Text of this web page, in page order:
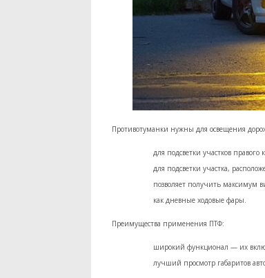
Противотуманки нужны для освещения
для подсветки участков правого
для подсветки участка,
позволяет получить максимум
как дневные ходовые фары.
Преимущества применения ПТФ:
широкий функционал — их
лучший просмотр габаритов